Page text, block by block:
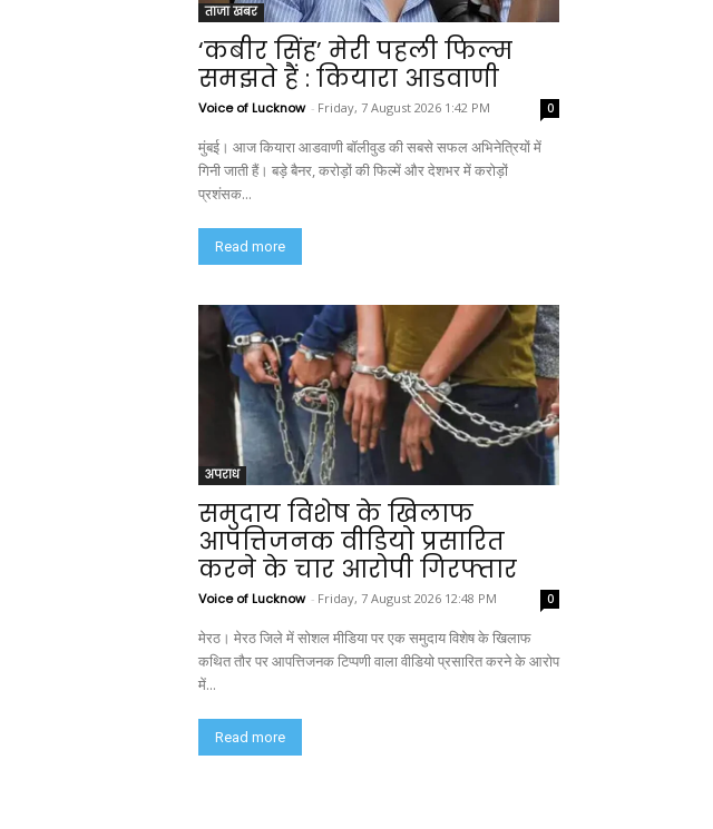
ताजा खबर
‘कबीर सिंह’ मेरी पहली फिल्म
समझते हैं : कियारा आडवाणी
Voice of Lucknow - Friday, 7 August 2026 1:42 PM 0
मुंबई। आज कियारा आडवाणी बॉलीवुड की सबसे सफल अभिनेत्रियों में
गिनी जाती हैं। बड़े बैनर, करोड़ों की फिल्में और देशभर में करोड़ों
प्रशंसक...
Read more
अपराध
समुदाय विशेष के खिलाफ
आपत्तिजनक वीडियो प्रसारित
करने के चार आरोपी गिरफ्तार
Voice of Lucknow - Friday, 7 August 2026 12:48 PM 0
मेरठ। मेरठ जिले में सोशल मीडिया पर एक समुदाय विशेष के खिलाफ
कथित तौर पर आपत्तिजनक टिप्पणी वाला वीडियो प्रसारित करने के आरोप
में...
Read more